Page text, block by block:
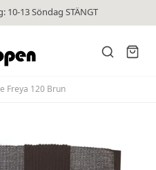
13 Söndag STÄNGT
Freya 120 Brun